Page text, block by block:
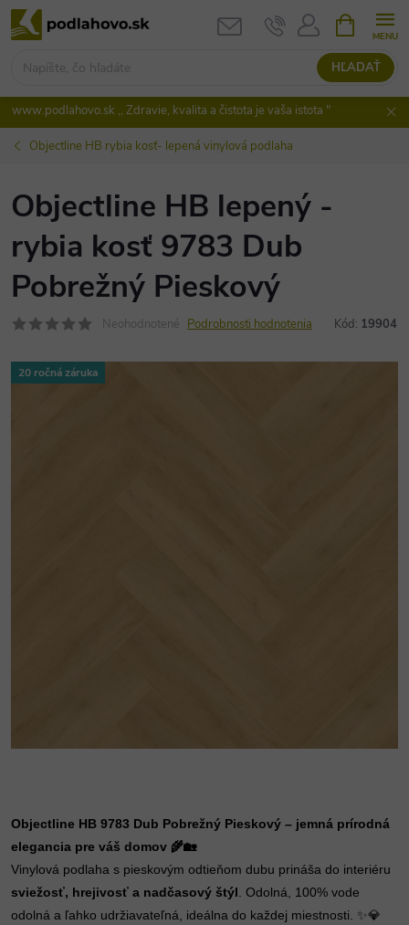
Prejsť
na
HĽADAŤ
KOŠÍK
www.podlahovo.sk ,, Zdravie, kvalita a čistota je vaša istota "
Objectline HB rybia kosť- lepená vinylová podlaha
Objectline HB lepený -
rybia kosť 9783 Dub
Pobrežný Pieskový
Neohodnotené Podrobnosti hodnotenia Kód: 19904
20 ročná záruka
Objectline HB 9783 Dub Pobrežný Pieskový – jemná prírodná
elegancia pre váš domov 🌾🏡
Vinylová podlaha s pieskovým odtieňom dubu prináša do interiéru
sviežosť, hrejivosť a nadčasový štýl . Odolná, 100% vode
odolná a ľahko udržiavateľná, ideálna do každej miestnosti. ✨💎